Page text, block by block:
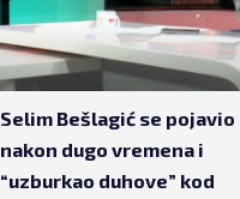
Selim Bešlagić se pojavio
nakon dugo vremena i
“uzburkao duhove” kod